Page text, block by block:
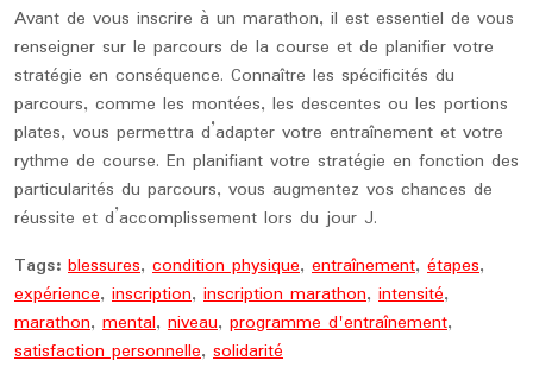
Avant de vous inscrire à un marathon, il est essentiel de vous
renseigner sur le parcours de la course et de planifier votre
stratégie en conséquence. Connaître les spécificités du
parcours, comme les montées, les descentes ou les portions
plates, vous permettra d’adapter votre entraînement et votre
rythme de course. En planifiant votre stratégie en fonction des
particularités du parcours, vous augmentez vos chances de
réussite et d’accomplissement lors du jour J.
Tags: blessures, condition physique, entraînement, étapes,
expérience, inscription, inscription marathon, intensité,
marathon, mental, niveau, programme d'entraînement,
satisfaction personnelle, solidarité